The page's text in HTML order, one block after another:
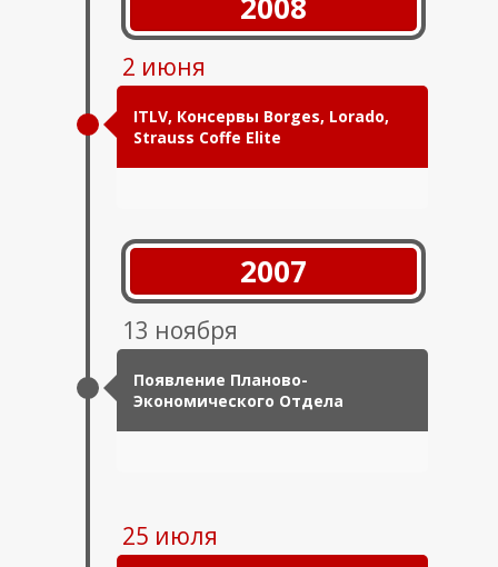
2 июня
ITLV, Консервы Borges, Lorado,
Strauss Coffe Elite
2007
13 ноября
Появление Планово-
Экономического Отдела
25 июля